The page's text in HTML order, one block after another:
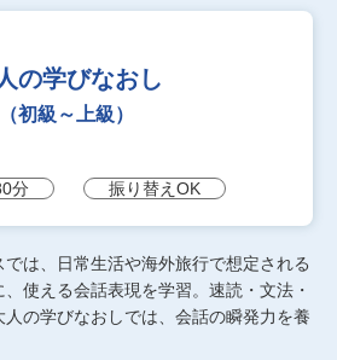
の学びなおし
（初級～上級）
分 振り替えOK
は、日常生活や海外旅行で想定される
使える会話表現を学習。速読・文法・
人の学びなおしでは、会話の瞬発力を養